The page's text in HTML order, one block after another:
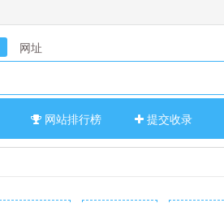
网址
网站排行榜 提交收录